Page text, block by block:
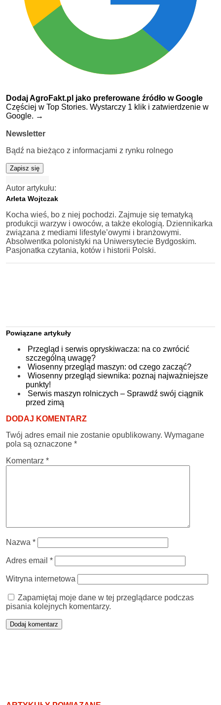
Dodaj AgroFakt.pl jako preferowane źródło w Google
Częściej w Top Stories. Wystarczy 1 klik i zatwierdzenie w
Google. →
Newsletter
Bądź na bieżąco z informacjami z rynku rolnego
Zapisz się
Autor artykułu:
Arleta Wojtczak
Kocha wieś, bo z niej pochodzi. Zajmuje się tematyką
produkcji warzyw i owoców, a także ekologią. Dziennikarka
związana z mediami lifestyle’owymi i branżowymi.
Absolwentka polonistyki na Uniwersytecie Bydgoskim.
Pasjonatka czytania, kotów i historii Polski.
Powiązane artykuły
Przegląd i serwis opryskiwacza: na co zwrócić
szczególną uwagę?
Wiosenny przegląd maszyn: od czego zacząć?
Wiosenny przegląd siewnika: poznaj najważniejsze
punkty!
Serwis maszyn rolniczych – Sprawdź swój ciągnik
przed zimą
DODAJ KOMENTARZ
Twój adres email nie zostanie opublikowany. Wymagane
pola są oznaczone *
Komentarz *
Nazwa *
Adres email *
Witryna internetowa
Zapamiętaj moje dane w tej przeglądarce podczas
pisania kolejnych komentarzy.